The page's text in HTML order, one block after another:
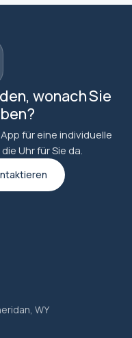
wonach Sie
für eine individuelle
Uhr für Sie da.
WY